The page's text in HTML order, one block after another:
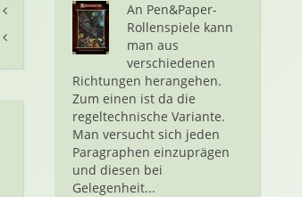
An Pen&Paper-
Rollenspiele kann
man aus
verschiedenen
Richtungen herangehen.
Zum einen ist da die
regeltechnische Variante.
Man versucht sich jeden
Paragraphen einzuprägen
und diesen bei
Gelegenheit...